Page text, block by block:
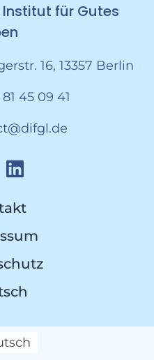
für Gutes
16, 13357 Berlin
45 09 41